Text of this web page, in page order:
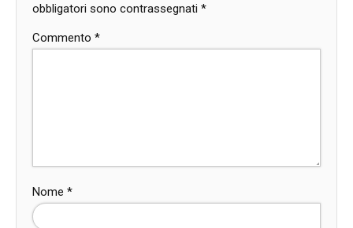
obbligatori sono contrassegnati *
Commento *
Nome *